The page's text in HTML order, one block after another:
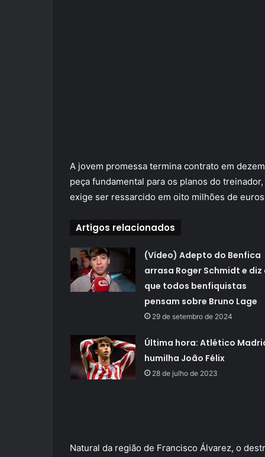
A jovem promessa termina contrato em
peça fundamental para os planos do
exige ser ressarcido em oito milhões de
Artigos relacionados
(Vídeo) Adepto do Benfica
arrasa Roger Schmidt e diz
que todos benfiquistas
pensam sobre Bruno Lage
29 de setembro de 2024
Última hora: Atlético
humilha João Félix
28 de julho de 2023
Natural da região de Francisco Álvarez, o